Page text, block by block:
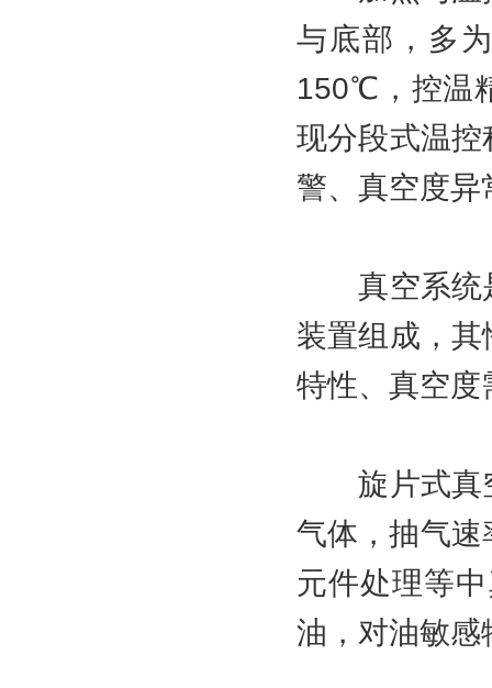
与底部，多
150℃，控温
现分段式温
警、真空度
真空系统是
装置组成，
特性、真空度
旋片式真空
气体，抽气速
元件处理等
油，对油敏感